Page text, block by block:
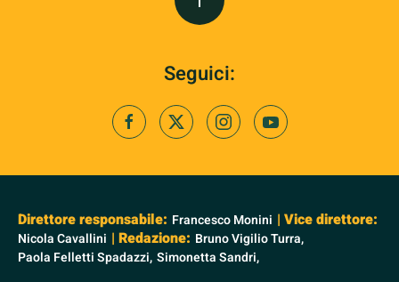
Seguici:
Direttore responsabile: Francesco Monini | Vice direttore:
Nicola Cavallini | Redazione: Bruno Vigilio Turra,
Paola Felletti Spadazzi, Simonetta Sandri,